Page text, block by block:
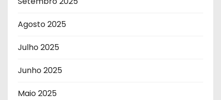
Agosto 2025
Julho 2025
Junho 2025
Maio 2025